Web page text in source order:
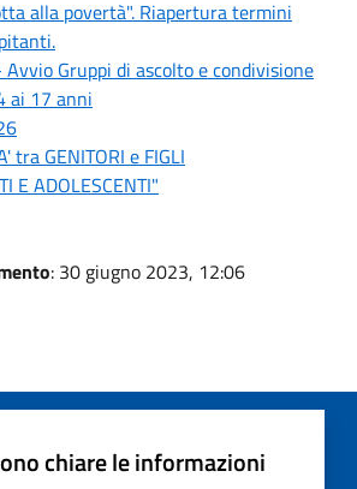
alla povertà". Riapertura termini
Gruppi di ascolto e condivisione
ai 17 anni
tra GENITORI e FIGLI
E ADOLESCENTI"
: 30 giugno 2023, 12:06
chiare le informazioni